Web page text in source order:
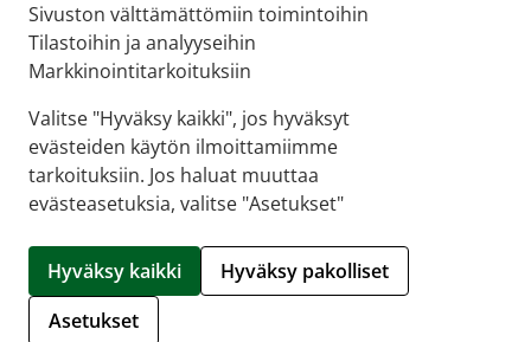
Sivuston välttämättömiin toimintoihin
Tilastoihin ja analyyseihin
Markkinointitarkoituksiin
Valitse "Hyväksy kaikki", jos hyväksyt
evästeiden käytön ilmoittamiimme
tarkoituksiin. Jos haluat muuttaa
evästeasetuksia, valitse "Asetukset"
Hyväksy kaikki
Hyväksy pakolliset
Asetukset
Sähköpostiosoite:
kirjaamo@fimea.fi
Fimean vaihde:
029 522 3341
Hallitse evästeitä